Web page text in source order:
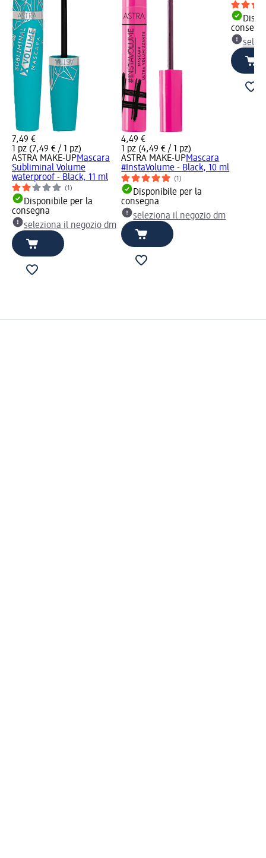
7,49 €
1 pz (7,49 € / 1 pz)
ASTRA MAKE-UPMascara
Subliminal Volume
waterproof - Black, 11 ml
(1)
Disponibile per la
consegna
seleziona il negozio dm
4,49 €
1 pz (4,49 € / 1 pz)
ASTRA MAKE-UPMascara
#InstaVolume - Black, 10 ml
(1)
Disponibile per la
consegna
seleziona il negozio dm